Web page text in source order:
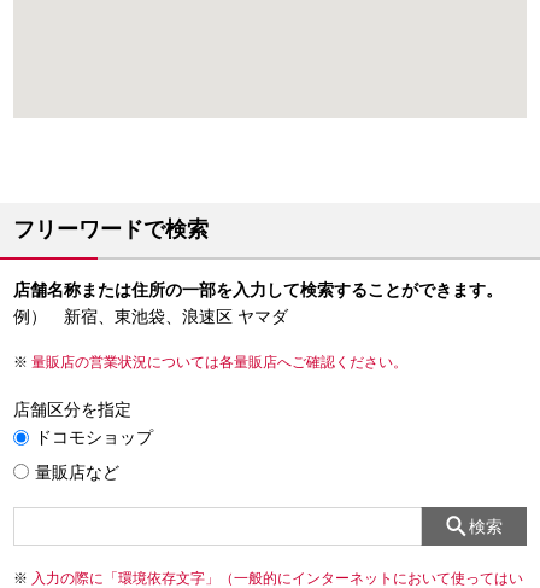
フリーワードで検索
店舗名称または住所の一部を入力して検索することができます。
例） 新宿、東池袋、浪速区 ヤマダ
量販店の営業状況については各量販店へご確認ください。
店舗区分を指定
ドコモショップ
量販店など
検索
入力の際に「環境依存文字」（一般的にインターネットにおいて使ってはい